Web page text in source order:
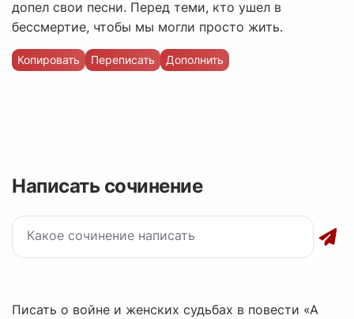
допел свои песни. Перед теми, кто ушел в
бессмертие, чтобы мы могли просто жить.
Копировать Переписать Дополнить
Написать сочинение
Писать о войне и женских судьбах в повести «А